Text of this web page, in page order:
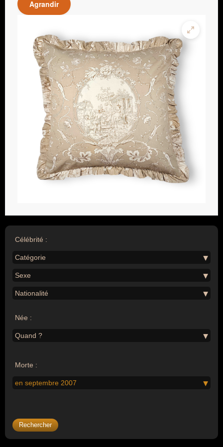
Agrandir
Célébrité :
Catégorie
Sexe
Nationalité
Née :
Quand ?
Morte :
en septembre 2007